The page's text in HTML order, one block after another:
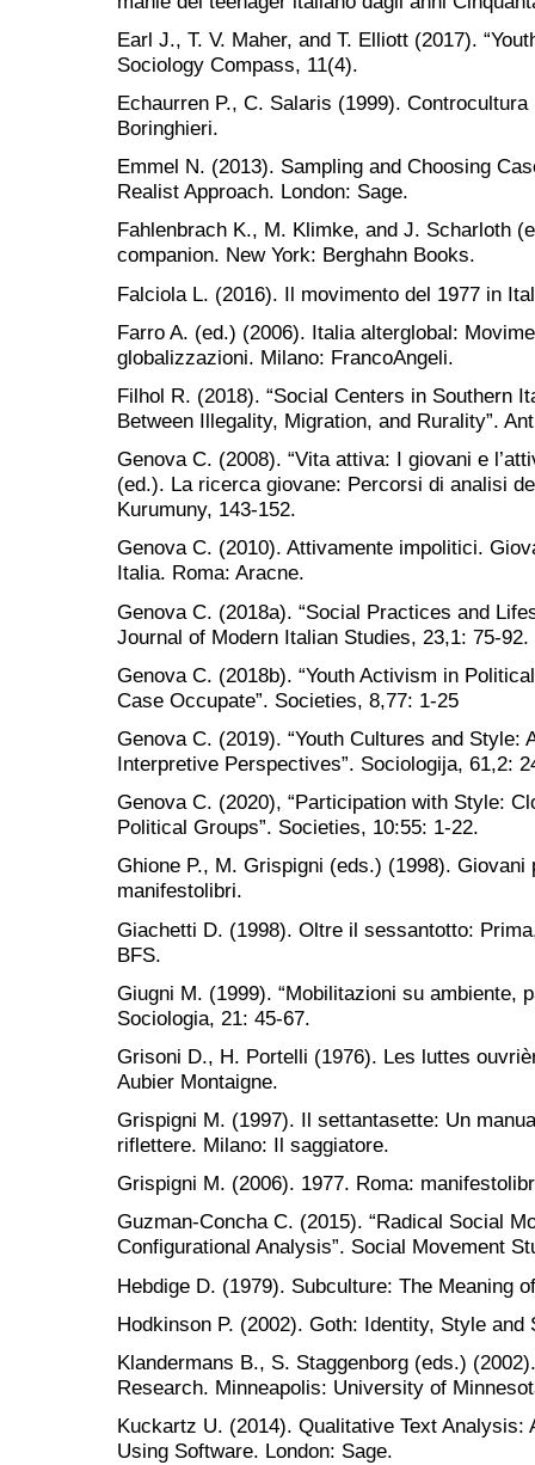
Earl J., T. V. Maher, and T. Elliott (2017).
Sociology Compass, 11(4).
Echaurren P., C. Salaris (1999).
Boringhieri.
Emmel N. (2013). Sampling and Choosing
Realist Approach. London: Sage.
Fahlenbrach K., M. Klimke, and J. Scharloth
companion. New York: Berghahn Books.
Falciola L. (2016). Il movimento del 1977 in
Farro A. (ed.) (2006). Italia alterglobal:
globalizzazioni. Milano: FrancoAngeli.
Filhol R. (2018). “Social Centers in Southern
Between Illegality, Migration, and Rurality”.
Genova C. (2008). “Vita attiva: I giovani e
(ed.). La ricerca giovane: Percorsi di analisi
Kurumuny, 143-152.
Genova C. (2010). Attivamente impolitici.
Italia. Roma: Aracne.
Genova C. (2018a). “Social Practices and
Journal of Modern Italian Studies, 23,1: 75-92.
Genova C. (2018b). “Youth Activism in
Case Occupate”. Societies, 8,77: 1-25
Genova C. (2019). “Youth Cultures and Style:
Interpretive Perspectives”. Sociologija, 61,2:
Genova C. (2020), “Participation with Style:
Political Groups”. Societies, 10:55: 1-22.
Ghione P., M. Grispigni (eds.) (1998).
manifestolibri.
Giachetti D. (1998). Oltre il sessantotto:
BFS.
Giugni M. (1999). “Mobilitazioni su ambiente,
Sociologia, 21: 45-67.
Grisoni D., H. Portelli (1976). Les luttes
Aubier Montaigne.
Grispigni M. (1997). Il settantasette: Un
riflettere. Milano: Il saggiatore.
Grispigni M. (2006). 1977. Roma:
Guzman-Concha C. (2015). “Radical Social
Configurational Analysis”. Social Movement
Hebdige D. (1979). Subculture: The Meaning
Hodkinson P. (2002). Goth: Identity, Style
Klandermans B., S. Staggenborg (eds.)
Research. Minneapolis: University of
Kuckartz U. (2014). Qualitative Text Analysis:
Using Software. London: Sage.